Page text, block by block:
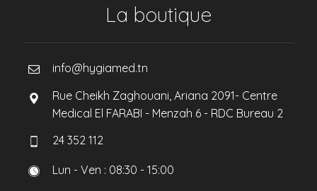
La boutique
info@hygiamed.tn
Rue Cheikh Zaghouani, Ariana 2091- Centre
Medical El FARABI - Menzah 6 - RDC Bureau 2
24 352 112
Lun - Ven : 08:30 - 15:00